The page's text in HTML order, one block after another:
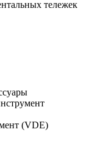
тележек
(VDE)